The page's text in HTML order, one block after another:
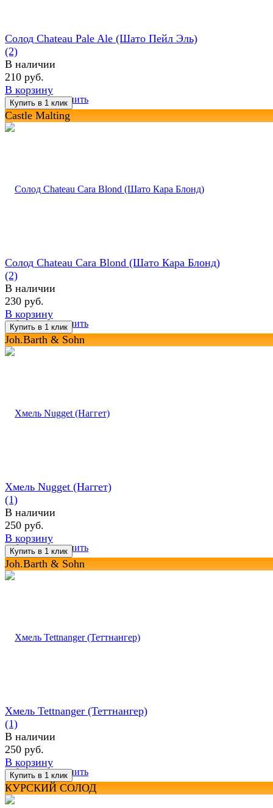
избранное сравнить
Солод Chateau Pale Ale (Шато Пейл Эль)
(2)
В наличии
210 руб.
В корзину
Castle Malting
избранное сравнить
Солод Chateau Cara Blond (Шато Кара Блонд)
(2)
В наличии
230 руб.
В корзину
Joh.Barth & Sohn
избранное сравнить
Хмель Nugget (Наггет)
(1)
В наличии
250 руб.
В корзину
Joh.Barth & Sohn
избранное сравнить
Хмель Tettnanger (Теттнангер)
(1)
В наличии
250 руб.
В корзину
КУРСКИЙ СОЛОД